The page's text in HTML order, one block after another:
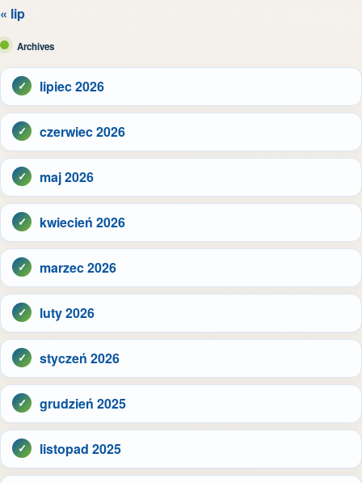
« lip
Archives
lipiec 2026
czerwiec 2026
maj 2026
kwiecień 2026
marzec 2026
luty 2026
styczeń 2026
grudzień 2025
listopad 2025